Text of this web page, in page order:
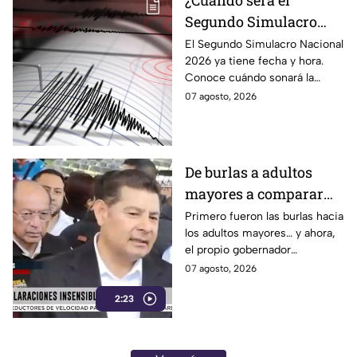
Segundo Simulacro
Nacional 2026? A esta
hora sonará la alerta
sísmica
El Segundo Simulacro Nacional
2026 ya tiene fecha y hora.
Conoce cuándo sonará la
alerta sísmica y qué ocurrirá
07 agosto, 2026
2:23
De burlas a adultos
mayores a comparar
Puebla con Palestina:
Alejandro Armenta se
disculpa “a modo” por
sus insensibles dichos
Primero fueron las burlas hacia
los adultos mayores… y ahora,
el propio gobernador
morenista Alejandro Armenta
en Palestina. Tras la polémica y
07 agosto, 2026